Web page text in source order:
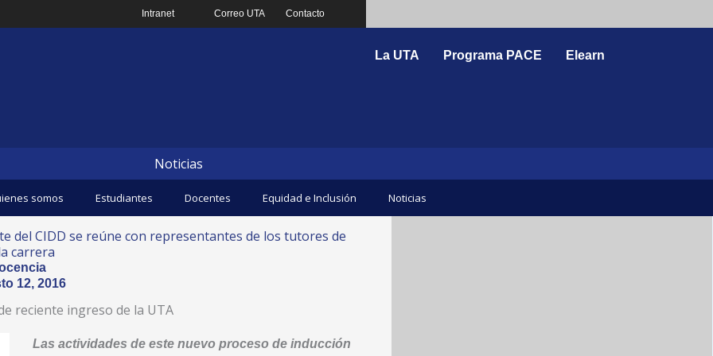
Intranet Correo UTA Contacto
La UTA Programa PACE Elearn
Noticias
somos Estudiantes Docentes Equidad e Inclusión Noticias
del CIDD se reúne con representantes de los tutores de
carrera
12, 2016
reciente ingreso de la UTA
Las actividades de este nuevo proceso de inducción